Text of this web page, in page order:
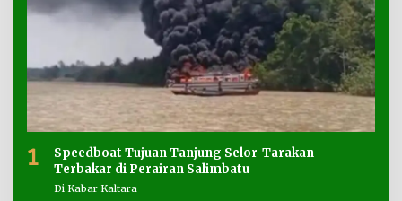
1
Speedboat Tujuan Tanjung Selor-Tarakan
Terbakar di Perairan Salimbatu
Di Kabar Kaltara